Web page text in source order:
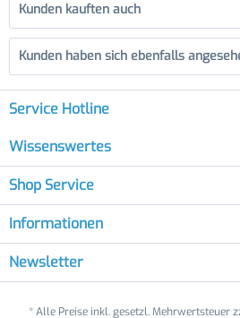
Kunden kauften auch
Kunden haben sich ebenfalls
Service Hotline
Wissenswertes
Shop Service
Informationen
Newsletter
* Alle Preise inkl. gesetzl. Mehrwertsteuer